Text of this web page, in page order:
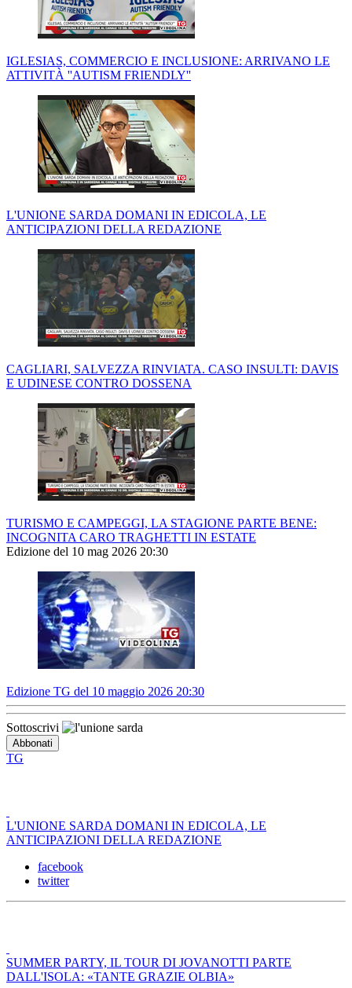
IGLESIAS, COMMERCIO E INCLUSIONE: ARRIVANO LE
ATTIVITÀ ''AUTISM FRIENDLY''
L'UNIONE SARDA DOMANI IN EDICOLA, LE
ANTICIPAZIONI DELLA REDAZIONE
CAGLIARI, SALVEZZA RINVIATA. CASO INSULTI: DAVIS
E UDINESE CONTRO DOSSENA
TURISMO E CAMPEGGI, LA STAGIONE PARTE BENE:
INCOGNITA CARO TRAGHETTI IN ESTATE
Edizione del 10 mag 2026 20:30
Edizione TG del 10 maggio 2026 20:30
Sottoscrivi
TG
L'UNIONE SARDA DOMANI IN EDICOLA, LE
ANTICIPAZIONI DELLA REDAZIONE
facebook
twitter
SUMMER PARTY, IL TOUR DI JOVANOTTI PARTE
DALL'ISOLA: «TANTE GRAZIE OLBIA»